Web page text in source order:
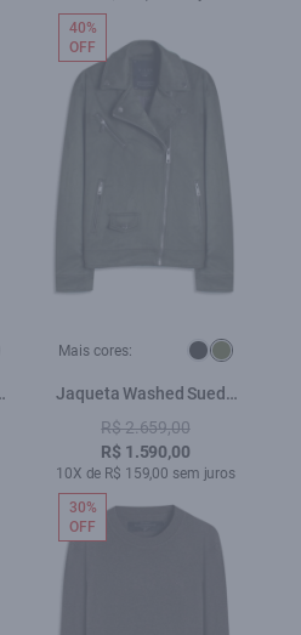
Mais cores:
Jaqueta Washed Suede
Loose Floresta
R$ 2.659,00
R$ 1.590,00
10X de R$ 159,00 sem juros
40%
OFF
30%
OFF